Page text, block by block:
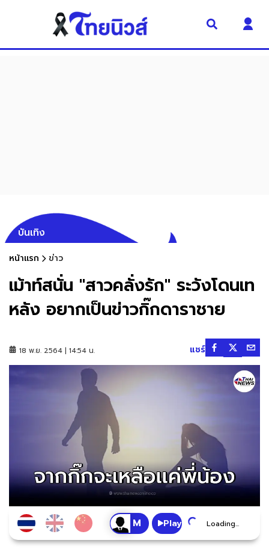
บันเทิง
หน้าแรก ข่าว
เม้าท์สนั่น "สาวคลั่งรัก" ระวังโดนเท
หลัง อยากเป็นข่าวกิ๊กดาราชาย
18 พ.ย. 2564 | 14:54 น. แชร์
Play Loading...